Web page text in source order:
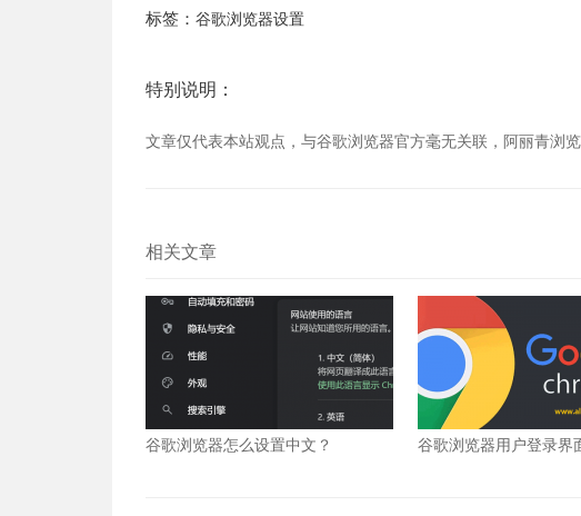
标签： 谷歌浏览器设置
特别说明：
文章仅代表本站观点，与谷歌浏览器官方毫无关联，阿丽青浏
相关文章
谷歌浏览器怎么设置中文？
谷歌浏览器用户登录界